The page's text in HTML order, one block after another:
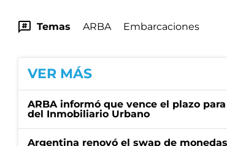
Temas ARBA Embarcaciones
VER MÁS
ARBA informó que vence el plazo
del Inmobiliario Urbano
Argentina renovó el swap de